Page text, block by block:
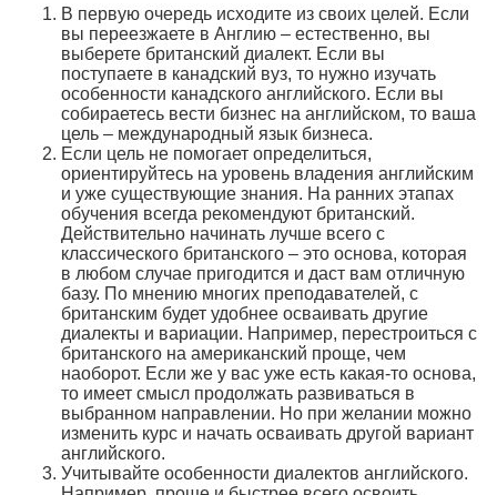
В первую очередь исходите из своих целей. Если
вы переезжаете в Англию – естественно, вы
выберете британский диалект. Если вы
поступаете в канадский вуз, то нужно изучать
особенности канадского английского. Если вы
собираетесь вести бизнес на английском, то ваша
цель – международный язык бизнеса.
Если цель не помогает определиться,
ориентируйтесь на уровень владения английским
и уже существующие знания. На ранних этапах
обучения всегда рекомендуют британский.
Действительно начинать лучше всего с
классического британского – это основа, которая
в любом случае пригодится и даст вам отличную
базу. По мнению многих преподавателей, с
британским будет удобнее осваивать другие
диалекты и вариации. Например, перестроиться с
британского на американский проще, чем
наоборот. Если же у вас уже есть какая-то основа,
то имеет смысл продолжать развиваться в
выбранном направлении. Но при желании можно
изменить курс и начать осваивать другой вариант
английского.
Учитывайте особенности диалектов английского.